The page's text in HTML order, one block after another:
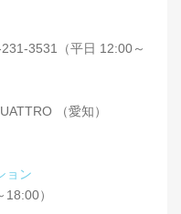
231-3531（平日 12:00～
（愛知）
ョン
18:00）